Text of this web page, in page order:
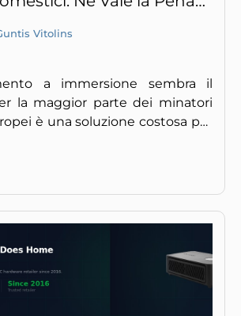
Vitolins
a immersione sembra il
la maggior parte dei minatori
è una soluzione costosa per